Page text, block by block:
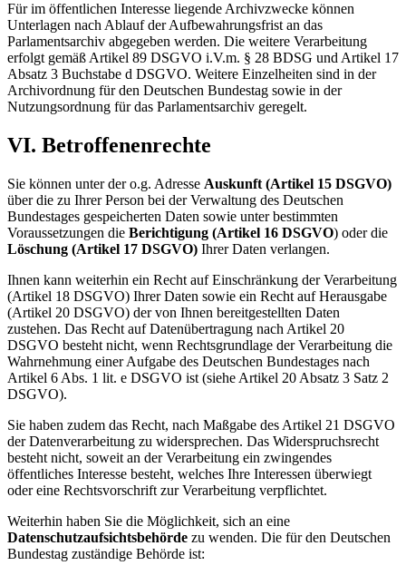
Für im öffentlichen Interesse liegende Archivzwecke können
Unterlagen nach Ablauf der Aufbewahrungsfrist an das
Parlamentsarchiv abgegeben werden. Die weitere Verarbeitung
erfolgt gemäß Artikel 89 DSGVO i.V.m. § 28 BDSG und Artikel 17
Absatz 3 Buchstabe d DSGVO. Weitere Einzelheiten sind in der
Archivordnung für den Deutschen Bundestag sowie in der
Nutzungsordnung für das Parlamentsarchiv geregelt.
VI. Betroffenenrechte
Sie können unter der o.g. Adresse Auskunft (Artikel 15 DSGVO)
über die zu Ihrer Person bei der Verwaltung des Deutschen
Bundestages gespeicherten Daten sowie unter bestimmten
Voraussetzungen die Berichtigung (Artikel 16 DSGVO) oder die
Löschung (Artikel 17 DSGVO) Ihrer Daten verlangen.
Ihnen kann weiterhin ein Recht auf Einschränkung der Verarbeitung
(Artikel 18 DSGVO) Ihrer Daten sowie ein Recht auf Herausgabe
(Artikel 20 DSGVO) der von Ihnen bereitgestellten Daten
zustehen. Das Recht auf Datenübertragung nach Artikel 20
DSGVO besteht nicht, wenn Rechtsgrundlage der Verarbeitung die
Wahrnehmung einer Aufgabe des Deutschen Bundestages nach
Artikel 6 Abs. 1 lit. e DSGVO ist (siehe Artikel 20 Absatz 3 Satz 2
DSGVO).
Sie haben zudem das Recht, nach Maßgabe des Artikel 21 DSGVO
der Datenverarbeitung zu widersprechen. Das Widerspruchsrecht
besteht nicht, soweit an der Verarbeitung ein zwingendes
öffentliches Interesse besteht, welches Ihre Interessen überwiegt
oder eine Rechtsvorschrift zur Verarbeitung verpflichtet.
Weiterhin haben Sie die Möglichkeit, sich an eine
Datenschutzaufsichtsbehörde zu wenden. Die für den Deutschen
Bundestag zuständige Behörde ist: